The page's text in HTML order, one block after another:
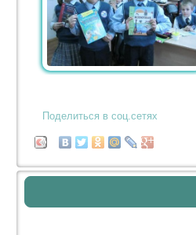
Поделиться в соц.сетях